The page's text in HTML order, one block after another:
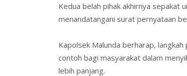
Kedua belah pihak akhirnya sepakat
menandatangani surat pernyataan
Kapolsek Malunda berharap,
contoh bagi masyarakat dalam
lebih panjang.